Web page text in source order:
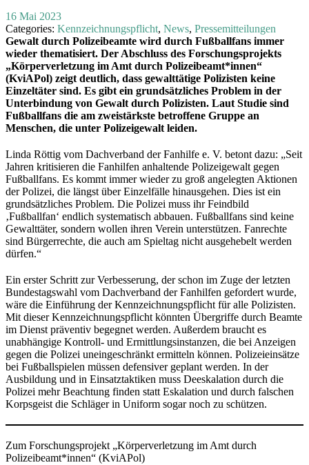
16 Mai 2023
Categories: Kennzeichnungspflicht, News, Pressemitteilungen
Gewalt durch Polizeibeamte wird durch Fußballfans immer
wieder thematisiert. Der Abschluss des Forschungsprojekts
„Körperverletzung im Amt durch Polizeibeamt*innen“
(KviAPol) zeigt deutlich, dass gewalttätige Polizisten keine
Einzeltäter sind. Es gibt ein grundsätzliches Problem in der
Unterbindung von Gewalt durch Polizisten. Laut Studie sind
Fußballfans die am zweistärkste betroffene Gruppe an
Menschen, die unter Polizeigewalt leiden.
Linda Röttig vom Dachverband der Fanhilfe e. V. betont dazu: „Seit
Jahren kritisieren die Fanhilfen anhaltende Polizeigewalt gegen
Fußballfans. Es kommt immer wieder zu groß angelegten Aktionen
der Polizei, die längst über Einzelfälle hinausgehen. Dies ist ein
grundsätzliches Problem. Die Polizei muss ihr Feindbild
‚Fußballfan‘ endlich systematisch abbauen. Fußballfans sind keine
Gewalttäter, sondern wollen ihren Verein unterstützen. Fanrechte
sind Bürgerrechte, die auch am Spieltag nicht ausgehebelt werden
dürfen.“
Ein erster Schritt zur Verbesserung, der schon im Zuge der letzten
Bundestagswahl vom Dachverband der Fanhilfen gefordert wurde,
wäre die Einführung der Kennzeichnungspflicht für alle Polizisten.
Mit dieser Kennzeichnungspflicht könnten Übergriffe durch Beamte
im Dienst präventiv begegnet werden. Außerdem braucht es
unabhängige Kontroll- und Ermittlungsinstanzen, die bei Anzeigen
gegen die Polizei uneingeschränkt ermitteln können. Polizeieinsätze
bei Fußballspielen müssen defensiver geplant werden. In der
Ausbildung und in Einsatztaktiken muss Deeskalation durch die
Polizei mehr Beachtung finden statt Eskalation und durch falschen
Korpsgeist die Schläger in Uniform sogar noch zu schützen.
Zum Forschungsprojekt „Körperverletzung im Amt durch
Polizeibeamt*innen“ (KviAPol)